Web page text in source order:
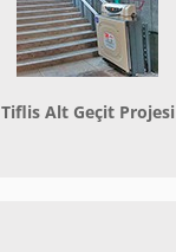
Tiflis Alt Geçit Projesi